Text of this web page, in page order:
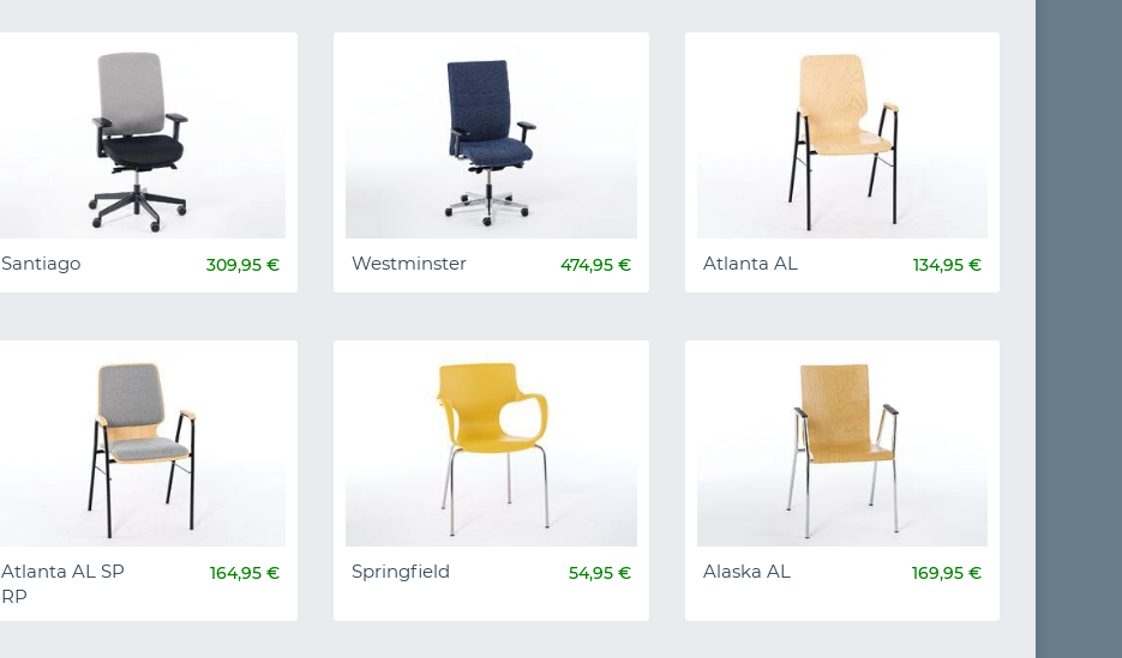
Santiago 309,95 € Westminster 474,95 € Atlanta AL 134,95 €
Atlanta AL SP
RP
164,95 € Springfield 54,95 € Alaska AL 169,95 €